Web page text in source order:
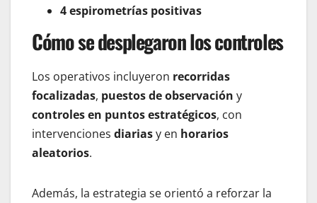
4 espirometrías positivas
Cómo se desplegaron los controles
Los operativos incluyeron recorridas
focalizadas, puestos de observación y
controles en puntos estratégicos, con
intervenciones diariasy en horarios
aleatorios.
Además, la estrategia se orientó a reforzar la